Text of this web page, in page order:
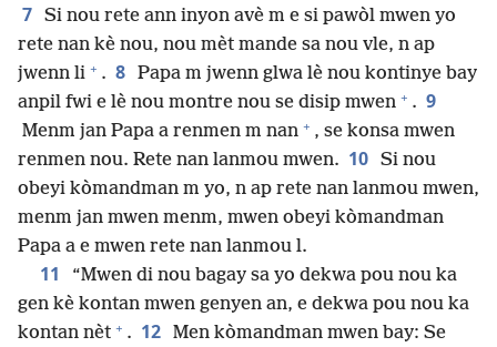
7 Si nou rete ann inyon avè m e si pawòl mwen yo
rete nan kè nou, nou mèt mande sa nou vle, n ap
jwenn li + . 8 Papa m jwenn glwa lè nou kontinye bay
anpil fwi e lè nou montre nou se disip mwen + . 9
Menm jan Papa a renmen m nan + , se konsa mwen
renmen nou. Rete nan lanmou mwen. 10 Si nou
obeyi kòmandman m yo, n ap rete nan lanmou mwen,
menm jan mwen menm, mwen obeyi kòmandman
Papa a e mwen rete nan lanmou l.
11
“Mwen di nou bagay sa yo dekwa pou nou ka
gen kè kontan mwen genyen an, e dekwa pou nou ka
kontan nèt + . 12 Men kòmandman mwen bay: Se